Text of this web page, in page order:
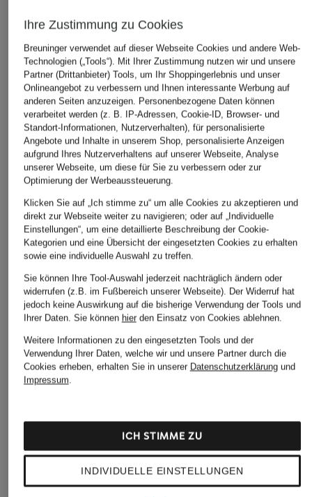
ELBSAND
Sweatshirt RIANE
59,99 €
Juvia
Sweatshirt NAOMI
139,99 €
lilienfels
Sweatshirt
129,99 €
Ihre Zustimmung zu Cookies
Breuninger verwendet auf dieser Webseite Cookies und andere Web-
Technologien („Tools“). Mit Ihrer Zustimmung nutzen wir und unsere
Partner (Drittanbieter) Tools, um Ihr Shoppingerlebnis und unser
Onlineangebot zu verbessern und Ihnen interessante Werbung auf
anderen Seiten anzuzeigen. Personenbezogene Daten können
verarbeitet werden (z. B. IP-Adressen, Cookie-ID, Browser- und
Standort-Informationen, Nutzerverhalten), für personalisierte
Angebote und Inhalte in unserem Shop, personalisierte Anzeigen
aufgrund Ihres Nutzerverhaltens auf unserer Webseite, Analyse
unserer Webseite, um diese für Sie zu verbessern oder zur
Optimierung der Werbeaussteuerung.
Klicken Sie auf „Ich stimme zu“ um alle Cookies zu akzeptieren und
direkt zur Webseite weiter zu navigieren; oder auf „Individuelle
Einstellungen“, um eine detaillierte Beschreibung der Cookie-
Kategorien und eine Übersicht der eingesetzten Cookies zu erhalten
sowie eine individuelle Auswahl zu treffen.
Sie können Ihre Tool-Auswahl jederzeit nachträglich ändern oder
widerrufen (z.B. im Fußbereich unserer Webseite). Der Widerruf hat
jedoch keine Auswirkung auf die bisherige Verwendung der Tools und
Ihrer Daten. Sie können hierden Einsatz von Cookies ablehnen.
Weitere Informationen zu den eingesetzten Tools und der
Verwendung Ihrer Daten, welche wir und unsere Partner durch die
Cookies erheben, erhalten Sie in unserer Datenschutzerklärungund
Impressum.
INDIVIDUELLE EINSTELLUNGEN
ICH STIMME ZU